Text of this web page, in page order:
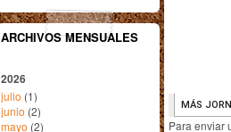
ARCHIVOS MENSUALES
2026
julio (1)
junio (2)
mayo (2)
Para enviar